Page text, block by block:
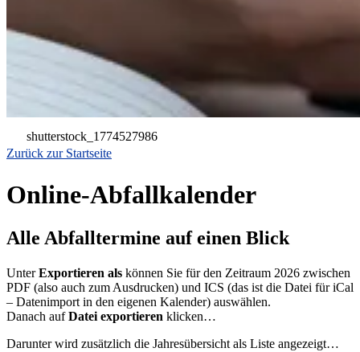
shutterstock_1774527986
Zurück zur Startseite
Online-Abfallkalender
Alle Abfalltermine auf einen Blick
UnterExportieren als können Sie für den Zeitraum 2026 zwischen
PDF (also auch zum Ausdrucken) und ICS (das ist die Datei für iCal
– Datenimport in den eigenen Kalender) auswählen.
Danach aufDatei exportieren klicken…
Darunter wird zusätzlich die Jahresübersicht als Liste angezeigt…